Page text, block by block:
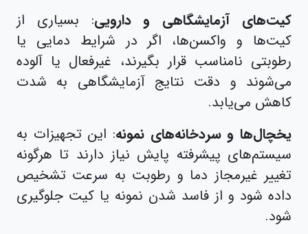
کیت‌های آزمایشگاهی و دارویی: بسیاری از
کیت‌ها و واکسن‌ها، اگر در شرایط دمایی یا
رطوبتی نامناسب قرار بگیرند، غیرفعال یا آلوده
می‌شوند و دقت نتایج آزمایشگاهی به شدت
کاهش می‌یابد.
یخچال‌ها و سردخانه‌های نمونه: این تجهیزات به
سیستم‌های پیشرفته پایش نیاز دارند تا هرگونه
تغییر غیرمجاز دما و رطوبت به سرعت تشخیص
داده شود و از فاسد شدن نمونه یا کیت جلوگیری
شود.